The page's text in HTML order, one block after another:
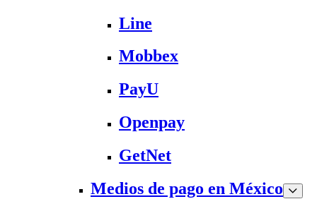
Line
Mobbex
PayU
Openpay
GetNet
Medios de pago en México